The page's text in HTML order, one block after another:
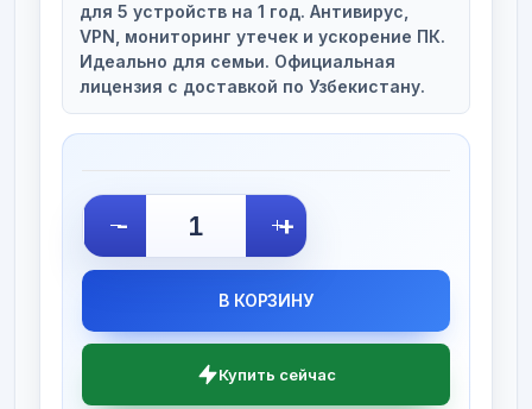
для 5 устройств на 1 год. Антивирус,
VPN, мониторинг утечек и ускорение ПК.
Идеально для семьи. Официальная
лицензия с доставкой по Узбекистану.
- +
В КОРЗИНУ
Купить сейчас